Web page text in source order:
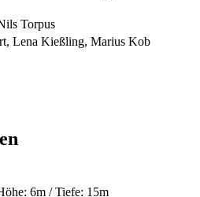
Torpus
Lena Kießling, Marius Kob
6m / Tiefe: 15m